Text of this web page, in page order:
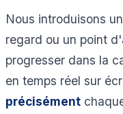
Nous introduisons
regard ou un point
progresser dans la
en temps réel sur
précisément